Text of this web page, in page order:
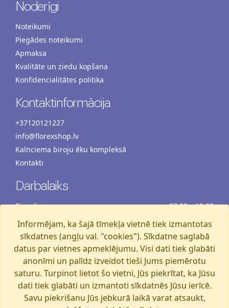
Noderīgi
Noteikumi
Piegādes noteikumi
Apmaksa
Kvalitāte un ziedu kopšana
Konfidencialitātes politika
Kontaktinformācija
+37120121227
info@florexshop.lv
Kalnciema biroju ēku kompleksā
Kontakti
Darbalaiks
Pirmdiena
07:00 – 19:00
Otrdiena
07:00 – 19:00
Trešdiena
07:00 – 19:00
Ceturtdiena
07:00 – 19:00
Piektdiena
07:00 – 19:00
Sestdiena
07:00 – 19:00
Svētdiena
07:00 – 15:00
Informējam, ka šajā tīmekļa vietnē tiek izmantotas
sīkdatnes (angļu val. "cookies"). Sīkdatne saglabā
datus par vietnes apmeklējumu. Visi dati tiek glabāti
anonīmi un palīdz izveidot tieši Jums piemērotu
saturu. Turpinot lietot šo vietni, Jūs piekrītat, ka Jūsu
dati tiek glabāti un izmantoti sīkdatnēs Jūsu ierīcē.
Savu piekrišanu Jūs jebkurā laikā varat atsaukt,